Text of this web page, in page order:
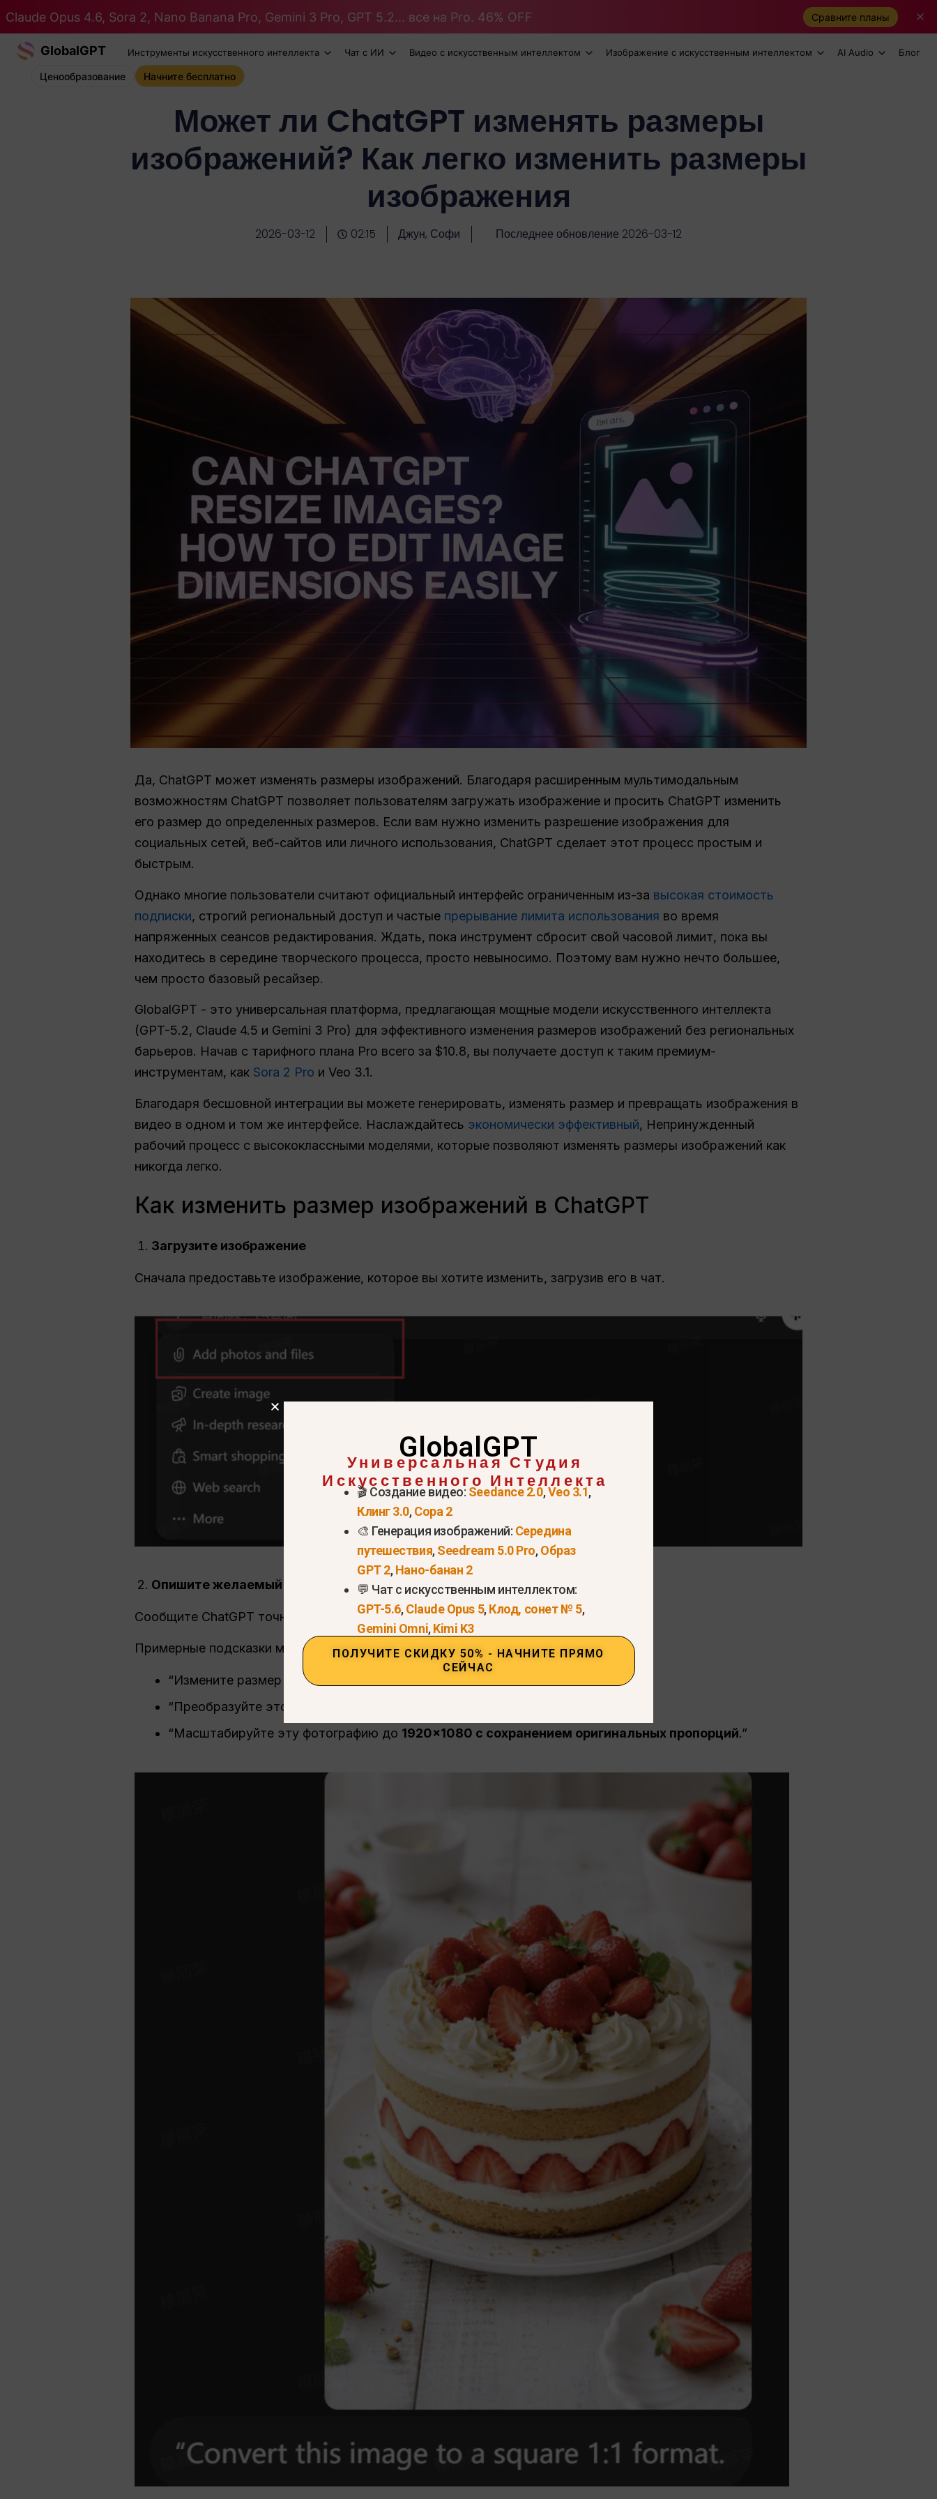
Claude Opus 4.6, Sora 2, Nano Banana Pro, Gemini 3 Pro, GPT 5.2... все на Pro. 46% OFF Сравните планы
GlobalGPT Инструменты искусственного интеллекта Чат с ИИ Видео с искусственным интеллектом Изображение с искусственным интеллектом AI Audio Блог
Ценообразование Начните бесплатно
Может ли ChatGPT изменять размеры
изображений? Как легко изменить размеры
изображения
2026-03-12 02:15 Джун, Софи Последнее обновление 2026-03-12
Да, ChatGPT может изменять размеры изображений. Благодаря расширенным мультимодальным
возможностям ChatGPT позволяет пользователям загружать изображение и просить ChatGPT изменить
его размер до определенных размеров. Если вам нужно изменить разрешение изображения для
социальных сетей, веб-сайтов или личного использования, ChatGPT сделает этот процесс простым и
быстрым.
Однако многие пользователи считают официальный интерфейс ограниченным из-за высокая стоимость
подписки, строгий региональный доступ и частые прерывание лимита использования во время
напряженных сеансов редактирования. Ждать, пока инструмент сбросит свой часовой лимит, пока вы
находитесь в середине творческого процесса, просто невыносимо. Поэтому вам нужно нечто большее,
чем просто базовый ресайзер.
GlobalGPT - это универсальная платформа, предлагающая мощные модели искусственного интеллекта
(GPT-5.2, Claude 4.5 и Gemini 3 Pro) для эффективного изменения размеров изображений без региональных
барьеров. Начав с тарифного плана Pro всего за $10.8, вы получаете доступ к таким премиум-
инструментам, как Sora 2 Pro и Veo 3.1.
Благодаря бесшовной интеграции вы можете генерировать, изменять размер и превращать изображения в
видео в одном и том же интерфейсе. Наслаждайтесь экономически эффективный, Непринужденный
рабочий процесс с высококлассными моделями, которые позволяют изменять размеры изображений как
никогда легко.
Как изменить размер изображений в ChatGPT
Загрузите изображение
Сначала предоставьте изображение, которое вы хотите изменить, загрузив его в чат.
Опишите желаемый размер
Сообщите ChatGPT точные размеры или формат, который вам нужен.
Примерные подсказки могут быть такими:
“Измените размер этого изображения до
“Преобразуйте это изображение в
“Масштабируйте эту фотографию до 1920×1080 с сохранением оригинальных пропорций.”
GlobalGPT
Универсальная Студия
Искусственного Интеллекта
🎬 Создание видео: Seedance 2.0,Veo 3.1,
Клинг 3.0,Сора 2
🎨 Генерация изображений: Середина
путешествия,Seedream 5.0 Pro,Образ
GPT 2,Нано-банан 2
💬 Чат с искусственным интеллектом:
GPT-5.6,Claude Opus 5,Клод, сонет № 5,
Gemini Omni,Kimi K3
ПОЛУЧИТЕ СКИДКУ 50% - НАЧНИТЕ ПРЯМО
СЕЙЧАС